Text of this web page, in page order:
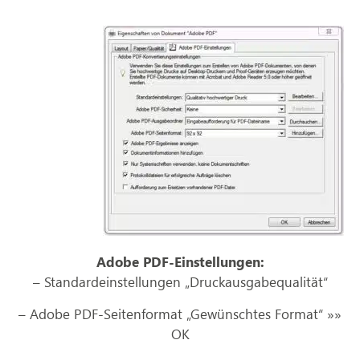
Adobe PDF-Einstellungen:
– Standardeinstellungen „Druckausgabequalität“
– Adobe PDF-Seitenformat „Gewünschtes Format“ »»
OK